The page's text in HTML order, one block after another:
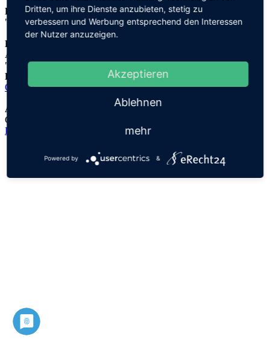
Bedeutung:
"Conns Nachkomme"
Herleitung:
Altirisch,
"úa" + Conn
Herkunftsname:
Quinn
Anmerkungen:
Conn ist ein irischer Vorname unklarer Bedeutung
Datenschutz
Dritten, um ihre Dienste anzubieten, stetig zu
verbessern und Werbung entsprechend den Interessen
der Nutzer anzuzeigen.
Akzeptieren
Ablehnen
mehr
Powered by &